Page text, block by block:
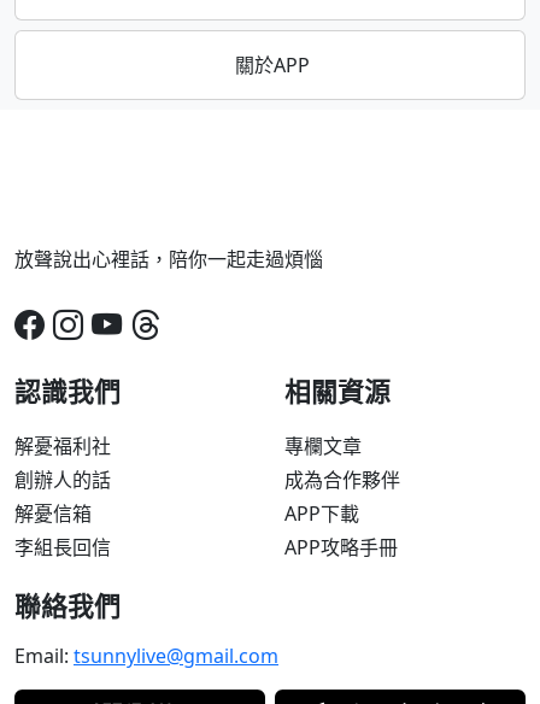
關於APP
放聲說出心裡話，陪你一起走過煩惱
認識我們
解憂福利社
創辦人的話
解憂信箱
李組長回信
相關資源
專欄文章
成為合作夥伴
APP下載
APP攻略手冊
聯絡我們
Email: tsunnylive@gmail.com